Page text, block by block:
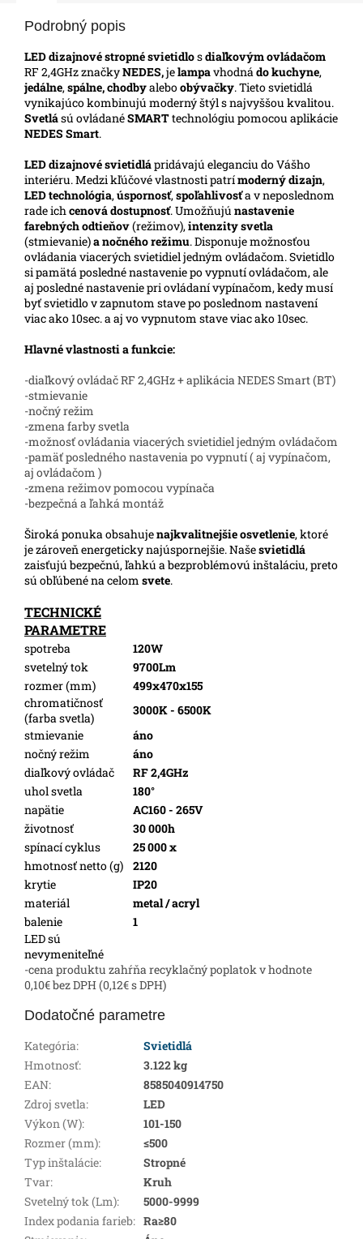
Podrobný popis
LED dizajnové stropné svietidlosdiaľkovým ovládačom
RF 2,4GHz značkyNEDES,jelampavhodnádo kuchyne,
jedálne,spálne, chodbyaleboobývačky. Tieto svietidlá
vynikajúco kombinujú moderný štýl s najvyššou kvalitou.
Svetlású ovládanéSMARTtechnológiu pomocou aplikácie
NEDES Smart.
LEDdizajnové svietidlápridávajú eleganciu do Vášho
interiéru. Medzi kľúčové vlastnosti patrímoderný dizajn,
LED technológia,úspornosť,spoľahlivosťa v neposlednom
rade ichcenová dostupnosť. Umožňujú nastavenie
farebných odtieňov(režimov),intenzity svetla
(stmievanie)a nočného režimu. Disponuje možnosťou
ovládania viacerých svietidiel jedným ovládačom. Svietidlo
si pamätá posledné nastavenie po vypnutí ovládačom, ale
aj posledné nastavenie pri ovládaní vypínačom, kedy musí
byť svietidlo v zapnutom stave po poslednom nastavení
viac ako 10sec. a aj vo vypnutom stave viac ako 10sec.
Hlavné vlastnosti a funkcie:
-diaľkový ovládač RF 2,4GHz + aplikácia NEDES Smart (BT)
-stmievanie
-nočný režim
-zmena farby svetla
-možnosť ovládania viacerých svietidiel jedným ovládačom
-pamäť posledného nastavenia po vypnutí ( aj vypínačom,
aj ovládačom )
-zmena režimov pomocou vypínača
-bezpečná a ľahká montáž
Široká ponuka obsahujenajkvalitnejšie osvetlenie, ktoré
je zároveň energeticky najúspornejšie. Našesvietidlá
zaisťujú bezpečnú, ľahkú a bezproblémovú inštaláciu, preto
sú obľúbené na celom svete.
TECHNICKÉ
PARAMETRE
spotreba
120W
svetelný tok
9700Lm
rozmer (mm)
499x470x155
chromatičnosť
(farba svetla)
3000K - 6500K
stmievanie
áno
nočný režim
áno
diaľkový ovládač
RF 2,4GHz
uhol svetla
180°
napätie
AC160 - 265V
životnosť
30 000h
spínací cyklus
25 000 x
hmotnosť netto (g)
2120
krytie
IP20
materiál
metal / acryl
balenie
1
LED sú
nevymeniteľné
-cena produktu zahŕňa recyklačný poplatok v hodnote
0,10€ bez DPH (0,12€ s DPH)
Dodatočné parametre
Kategória:
Svietidlá
Hmotnosť:
3.122 kg
EAN:
8585040914750
Zdroj svetla:
LED
Výkon (W):
101-150
Rozmer (mm):
≤500
Typ inštalácie:
Stropné
Tvar:
Kruh
Svetelný tok (Lm):
5000-9999
Index podania farieb: Ra≥80